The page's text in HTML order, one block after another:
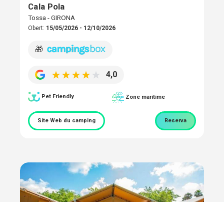
Cala Pola
Tossa - GIRONA
Obert: 15/05/2026 - 12/10/2026
🎁
4,0
Pet Friendly Zone maritime
Site Web du camping Reserva